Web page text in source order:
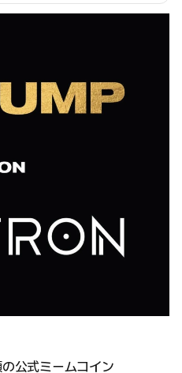
公式ミームコイン